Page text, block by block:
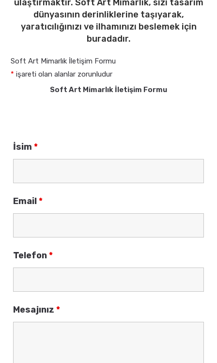
ulaştırmaktır. Soft Art Mimarlık, sizi tasarım
dünyasının derinliklerine taşıyarak,
yaratıcılığınızı ve ilhamınızı beslemek için
buradadır.
Soft Art Mimarlık İletişim Formu
* işareti olan alanlar zorunludur
Soft Art Mimarlık İletişim Formu
İsim*
Email*
Telefon*
Mesajınız*